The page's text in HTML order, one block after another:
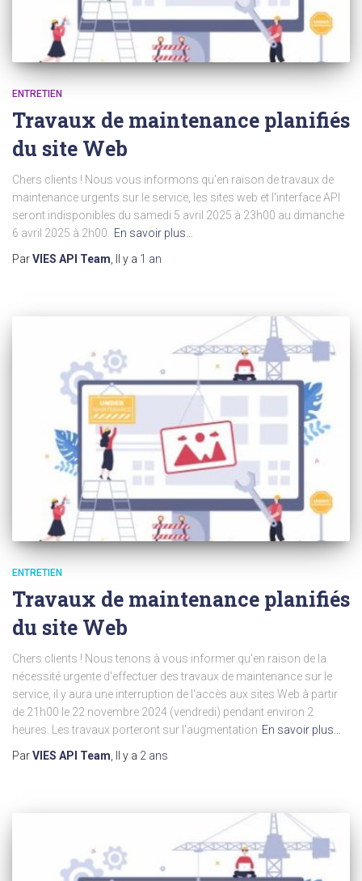
ENTRETIEN
Travaux de maintenance planifiés
du site Web
Chers clients ! Nous vous informons qu'en raison de travaux de
maintenance urgents sur le service, les sites web et l'interface API
seront indisponibles du samedi 5 avril 2025 à 23h00 au dimanche
6 avril 2025 à 2h00.
En savoir plus…
ParVIES API Team , Il y a 1 an
ENTRETIEN
Travaux de maintenance planifiés
du site Web
Chers clients ! Nous tenons à vous informer qu'en raison de la
nécessité urgente d'effectuer des travaux de maintenance sur le
service, il y aura une interruption de l'accès aux sites Web à partir
de 21h00 le 22 novembre 2024 (vendredi) pendant environ 2
heures. Les travaux porteront sur l'augmentation En savoir plus…
ParVIES API Team, Il y a 2 ans